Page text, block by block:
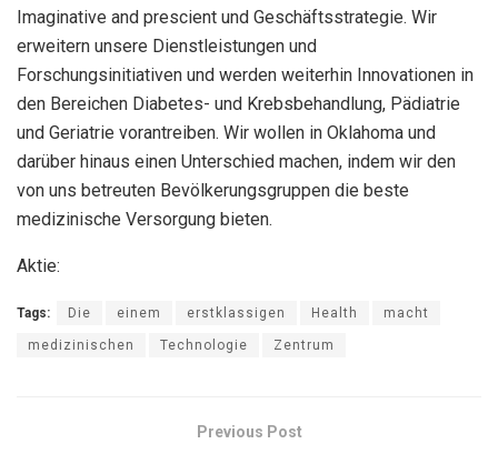
Imaginative and prescient und Geschäftsstrategie. Wir
erweitern unsere Dienstleistungen und
Forschungsinitiativen und werden weiterhin Innovationen in
den Bereichen Diabetes- und Krebsbehandlung, Pädiatrie
und Geriatrie vorantreiben. Wir wollen in Oklahoma und
darüber hinaus einen Unterschied machen, indem wir den
von uns betreuten Bevölkerungsgruppen die beste
medizinische Versorgung bieten.
Aktie:
Tags: Die einem erstklassigen Health macht
medizinischen Technologie Zentrum
Previous Post